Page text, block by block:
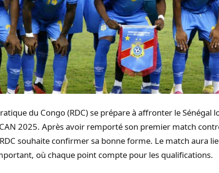
du Congo (RDC) se prépare à affronter le Sénégal
2025. Après avoir remporté son premier match
souhaite confirmer sa bonne forme. Le match aura
où chaque point compte pour les qualifications.